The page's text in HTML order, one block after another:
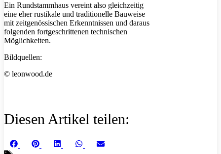
Ein Rundstammhaus vereint also gleichzeitig
eine eher rustikale und traditionelle Bauweise
mit zeitgenössischen Erkenntnissen und daraus
folgenden fortgeschrittenen technischen
Möglichkeiten.
Bildquellen:
© leonwood.de
Diesen Artikel teilen:
Share
FacebookShare
on
Pinterest Share
LinkedInShare
on
WhatsApp
Share
on